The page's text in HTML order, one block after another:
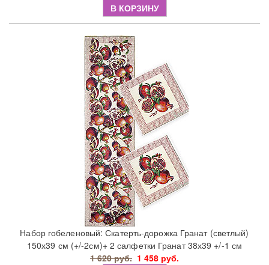
В КОРЗИНУ
Набор гобеленовый: Скатерть-дорожка Гранат (светлый)
150х39 см (+/-2см)+ 2 салфетки Гранат 38х39 +/-1 см
1 620 руб. 1 458 руб.